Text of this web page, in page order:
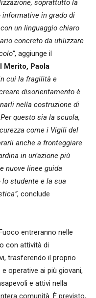
soprattutto la
in grado di
un linguaggio chiaro
concreto da utilizzare
, aggiunge il
Merito, Paola
cui la fragilità e
disorientamento è
nella costruzione di
questo sia la scuola,
come i Vigili del
anche a fronteggiare
in un’azione più
nuove linee guida
lo studente e la sua
, conclude
entreranno nelle
con attività di
trasferendo il proprio
operative ai più giovani,
e attivi nella